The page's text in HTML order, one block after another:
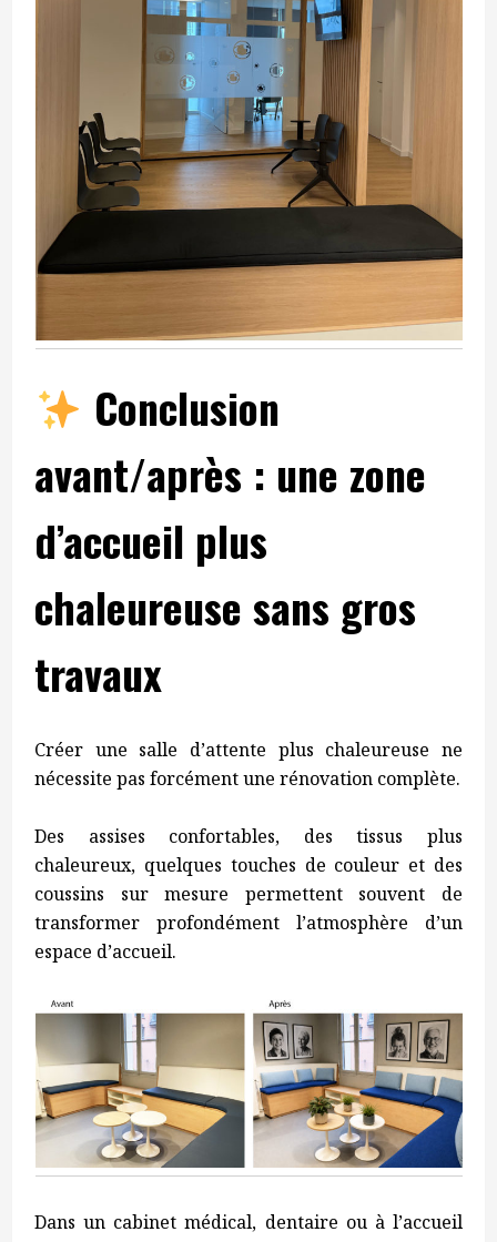
Conclusion
avant/après : une zone
d’accueil plus
chaleureuse sans gros
travaux
Créer une salle d’attente plus chaleureuse ne
nécessite pas forcément une rénovation complète.
Des assises confortables, des tissus plus
chaleureux, quelques touches de couleur et des
coussins sur mesure permettent souvent de
transformer profondément l’atmosphère d’un
espace d’accueil.
Dans un cabinet médical, dentaire ou à l’accueil